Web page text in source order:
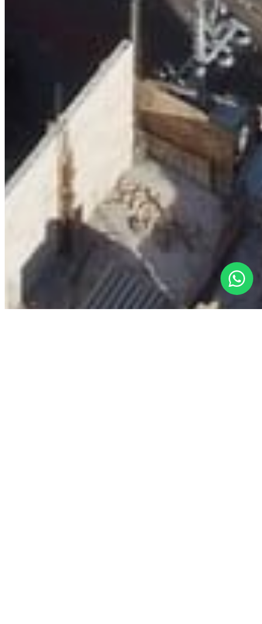
Maya. Plus d'une décennie à accompagner des
Playa del Carmen
Puerto Morelos
Puerto Aventuras
Akumal
Bacalar
CONTACT
bonjour@lagencemx.com
+52 56 3370 9470
2026L'agence by Los Socios · Tous droits réservés